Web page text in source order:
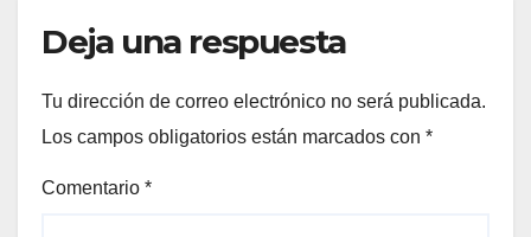
Deja una respuesta
Tu dirección de correo electrónico no será publicada.
Los campos obligatorios están marcados con *
Comentario *